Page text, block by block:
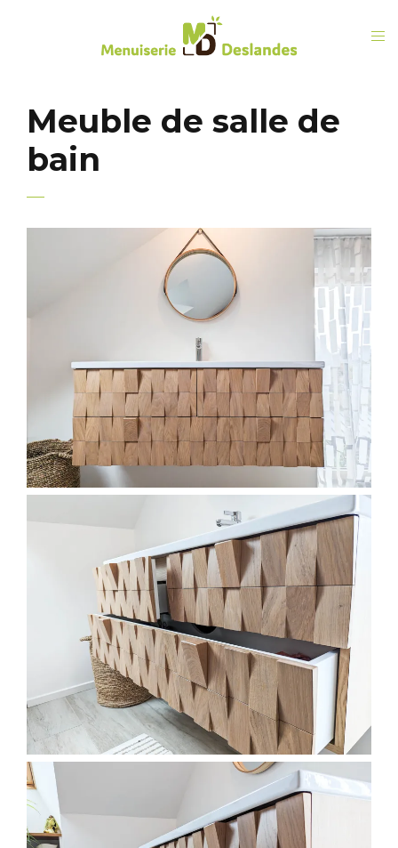
Meuble de salle de
bain